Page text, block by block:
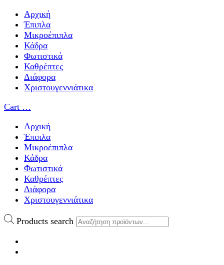
Αρχική
Έπιπλα
Μικροέπιπλα
Κάδρα
Φωτιστικά
Καθρέπτες
Διάφορα
Χριστουγεννιάτικα
Cart …
Αρχική
Έπιπλα
Μικροέπιπλα
Κάδρα
Φωτιστικά
Καθρέπτες
Διάφορα
Χριστουγεννιάτικα
Products search